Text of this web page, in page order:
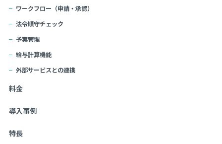
ワークフロー（申請・承認）
法令順守チェック
予実管理
給与計算機能
外部サービスとの連携
料金
導入事例
特長